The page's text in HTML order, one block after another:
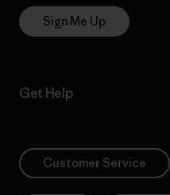
Sign Me Up
Get Help
Customer Service